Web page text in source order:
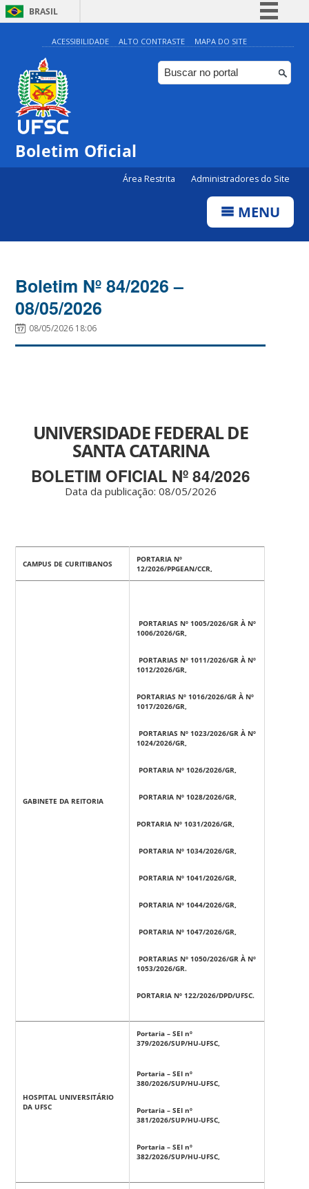
BRASIL
Simplifique!
Comunica BR
Participe
ACESSIBILIDADE ALTO CONTRASTE MAPA DO SITE
Boletim Oficial
Área Restrita Administradores do Site
MENU
Boletim Nº 84/2026 –
08/05/2026
08/05/2026 18:06
UNIVERSIDADE FEDERAL DE
SANTA CATARINA
BOLETIM OFICIAL Nº 84/2026
Data da publicação: 08/05/2026
CAMPUS DE CURITIBANOS
PORTARIA Nº
12/2026/PPGEAN/CCR,
GABINETE DA REITORIA
PORTARIAS Nº 1005/2026/GR À Nº
1006/2026/GR,
PORTARIAS Nº 1011/2026/GR À Nº
1012/2026/GR,
PORTARIAS Nº 1016/2026/GR À Nº
1017/2026/GR,
PORTARIAS Nº 1023/2026/GR À Nº
1024/2026/GR,
PORTARIA Nº 1026/2026/GR,
PORTARIA Nº 1028/2026/GR,
PORTARIA Nº 1031/2026/GR,
PORTARIA Nº 1034/2026/GR,
PORTARIA Nº 1041/2026/GR,
PORTARIA Nº 1044/2026/GR,
PORTARIA Nº 1047/2026/GR,
PORTARIAS Nº 1050/2026/GR À Nº
1053/2026/GR.
PORTARIA Nº 122/2026/DPD/UFSC.
HOSPITAL UNIVERSITÁRIO
DA UFSC
Portaria – SEI nº
379/2026/SUP/HU-UFSC,
Portaria – SEI nº
380/2026/SUP/HU-UFSC,
Portaria – SEI nº
381/2026/SUP/HU-UFSC,
Portaria – SEI nº
382/2026/SUP/HU-UFSC,